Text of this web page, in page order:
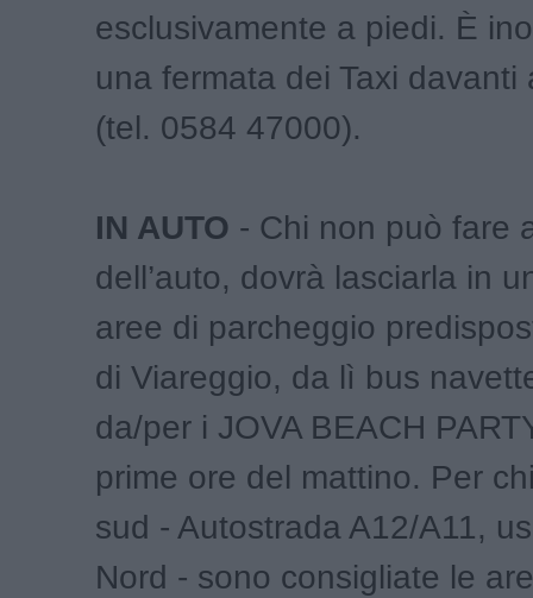
esclusivamente a piedi. È
una fermata dei Taxi davanti
(tel. 0584 47000).
IN AUTO - Chi non può fare
dell’auto, dovrà lasciarla in
aree di parcheggio
di Viareggio, da lì bus
da/per i JOVA BEACH
prime ore del mattino. Per
sud - Autostrada A12/A11,
Nord - sono consigliate le